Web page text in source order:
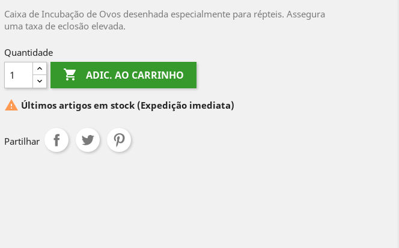
Caixa de Incubação de Ovos desenhada especialmente para répteis. Assegura
uma taxa de eclosão elevada.
Quantidade
 ADIC. AO CARRINHO
 Últimos artigos em stock (Expedição imediata)
Partilhar